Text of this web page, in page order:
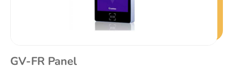
GV-FR Panel